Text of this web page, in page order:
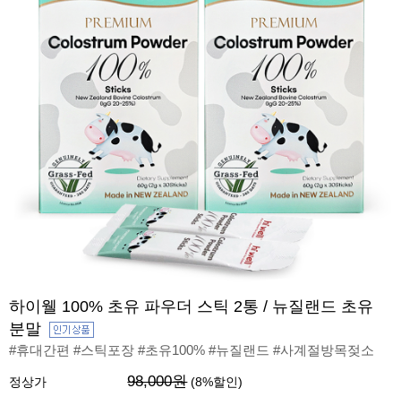
하이웰 100% 초유 파우더 스틱 2통 / 뉴질랜드 초유
분말
#휴대간편 #스틱포장 #초유100% #뉴질랜드 #사계절방목젖소
정상가 98,000원 (8%할인)